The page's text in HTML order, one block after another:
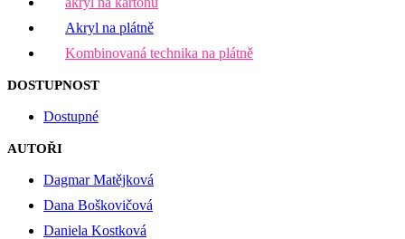
Akryl na plátně
Kombinovaná technika na plátně
DOSTUPNOST
Dostupné
AUTOŘI
Dagmar Matějková
Dana Boškovičová
Daniela Kostková